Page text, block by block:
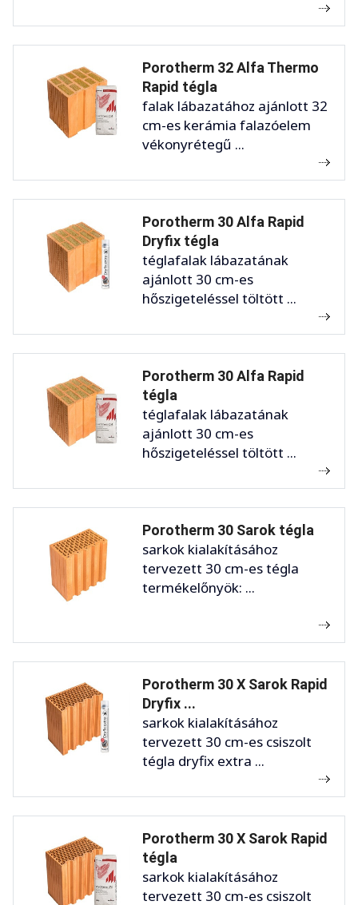
Porotherm 32 Alfa Thermo
Rapid tégla
falak lábazatához ajánlott 32
cm-es kerámia falazóelem
vékonyrétegű ...
Porotherm 30 Alfa Rapid
Dryfix tégla
téglafalak lábazatának
ajánlott 30 cm-es
hőszigeteléssel töltött ...
Porotherm 30 Alfa Rapid
tégla
téglafalak lábazatának
ajánlott 30 cm-es
hőszigeteléssel töltött ...
Porotherm 30 Sarok tégla
sarkok kialakításához
tervezett 30 cm-es tégla
termékelőnyök: ...
Porotherm 30 X Sarok Rapid
Dryfix ...
sarkok kialakításához
tervezett 30 cm-es csiszolt
tégla dryfix extra ...
Porotherm 30 X Sarok Rapid
tégla
sarkok kialakításához
tervezett 30 cm-es csiszolt